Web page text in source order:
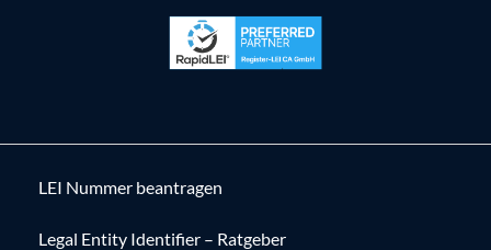
LEI Nummer beantragen
Legal Entity Identifier – Ratgeber